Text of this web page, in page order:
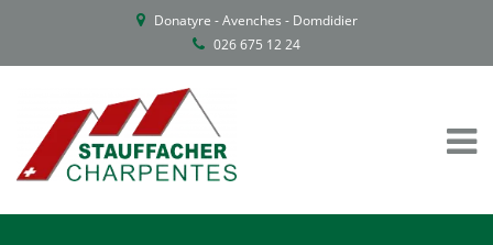
Donatyre - Avenches - Domdidier
026 675 12 24